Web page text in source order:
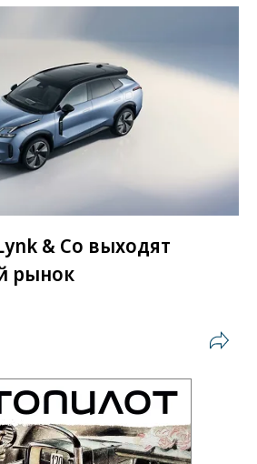
& Co выходят
рынок